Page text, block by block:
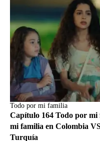
Todo por mi familia
Capítulo 164 Todo por
mi familia en Colombia
Turquía